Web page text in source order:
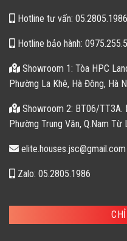
Hotline tư vấn: 05.2805.1986
Hotline bảo hành:
Showroom 1: Tòa HPC
Phường La Khê, Hà Đông, Hà
Showroom 2: BT06/TT3A.
Phường Trung Văn, Q.Nam Từ
elite.houses.jsc@gmail.com
Zalo: 05.2805.1986